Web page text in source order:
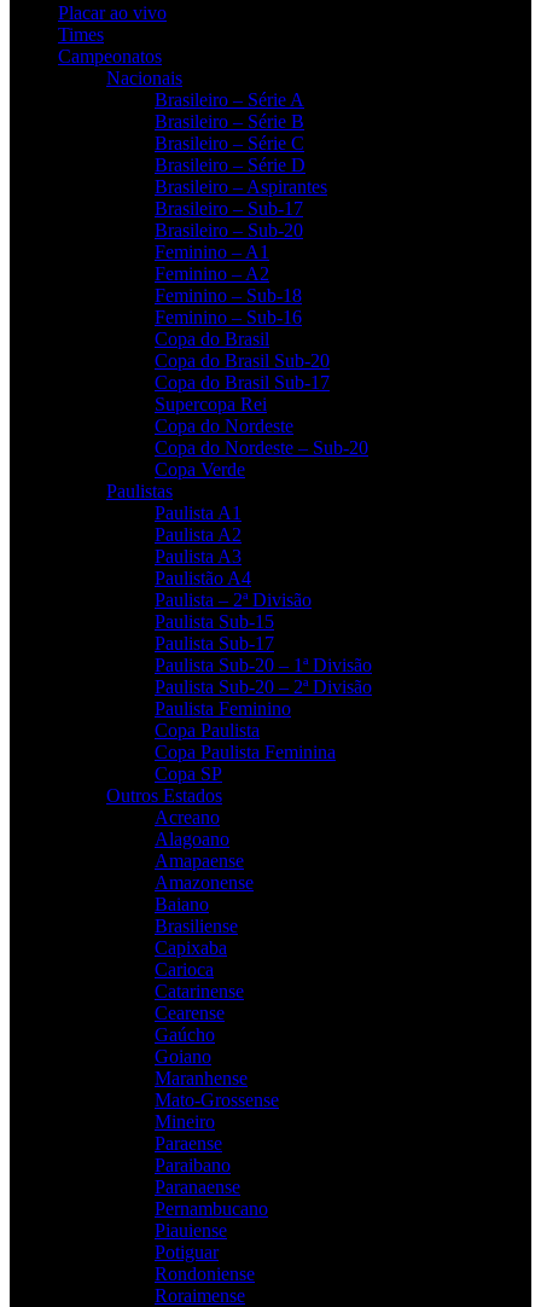
Placar ao vivo
Times
Campeonatos
Nacionais
Brasileiro – Série A
Brasileiro – Série B
Brasileiro – Série C
Brasileiro – Série D
Brasileiro – Aspirantes
Brasileiro – Sub-17
Brasileiro – Sub-20
Feminino – A1
Feminino – A2
Feminino – Sub-18
Feminino – Sub-16
Copa do Brasil
Copa do Brasil Sub-20
Copa do Brasil Sub-17
Supercopa Rei
Copa do Nordeste
Copa do Nordeste – Sub-20
Copa Verde
Paulistas
Paulista A1
Paulista A2
Paulista A3
Paulistão A4
Paulista – 2ª Divisão
Paulista Sub-15
Paulista Sub-17
Paulista Sub-20 – 1ª Divisão
Paulista Sub-20 – 2ª Divisão
Paulista Feminino
Copa Paulista
Copa Paulista Feminina
Copa SP
Outros Estados
Acreano
Alagoano
Amapaense
Amazonense
Baiano
Brasiliense
Capixaba
Carioca
Catarinense
Cearense
Gaúcho
Goiano
Maranhense
Mato-Grossense
Mineiro
Paraense
Paraibano
Paranaense
Pernambucano
Piauiense
Potiguar
Rondoniense
Roraimense